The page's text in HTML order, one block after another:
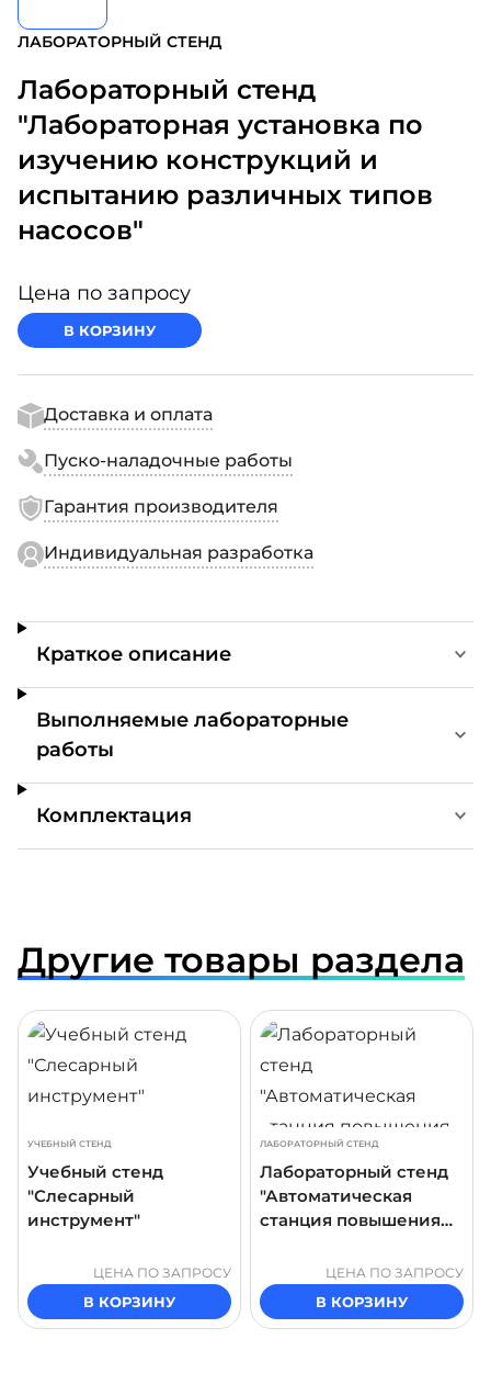
ЛАБОРАТОРНЫЙ СТЕНД
Лабораторный стенд
"Лабораторная установка по
изучению конструкций и
испытанию различных типов
насосов"
Цена по запросу
В КОРЗИНУ
Доставка и оплата
Пуско-наладочные работы
Гарантия производителя
Индивидуальная разработка
Краткое описание
Выполняемые лабораторные
работы
Комплектация
Другие товары раздела
УЧЕБНЫЙ СТЕНД
Учебный стенд
"Слесарный
инструмент"
ЦЕНА ПО ЗАПРОСУ
В КОРЗИНУ
ЛАБОРАТОРНЫЙ СТЕНД
Лабораторный стенд
"Автоматическая
станция повышения
ЦЕНА ПО ЗАПРОСУ
В КОРЗИНУ
ПОДРОБНЕЕ